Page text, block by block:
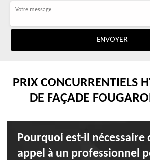
PRIX CONCURRENTIELS
DE FAÇADE
Pourquoi est-il nécessaire
appel à un professionnel